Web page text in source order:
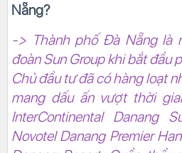
Nẵng?
-> Thành phố Đà Nẵng là
đoàn Sun Group khi bắt đầu
Chủ đầu tư đã có hàng loạt
mang dấu ấn vượt thời
InterContinental Danang
Novotel Danang Premier